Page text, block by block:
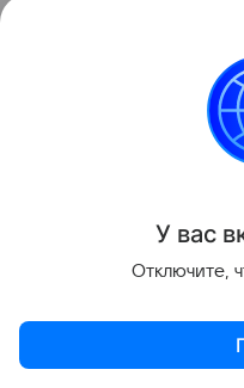
рассматривать не как
проблемы ядерных
вперед, а как
подход, которым
загрязнения Курил
У вас
Отключите,